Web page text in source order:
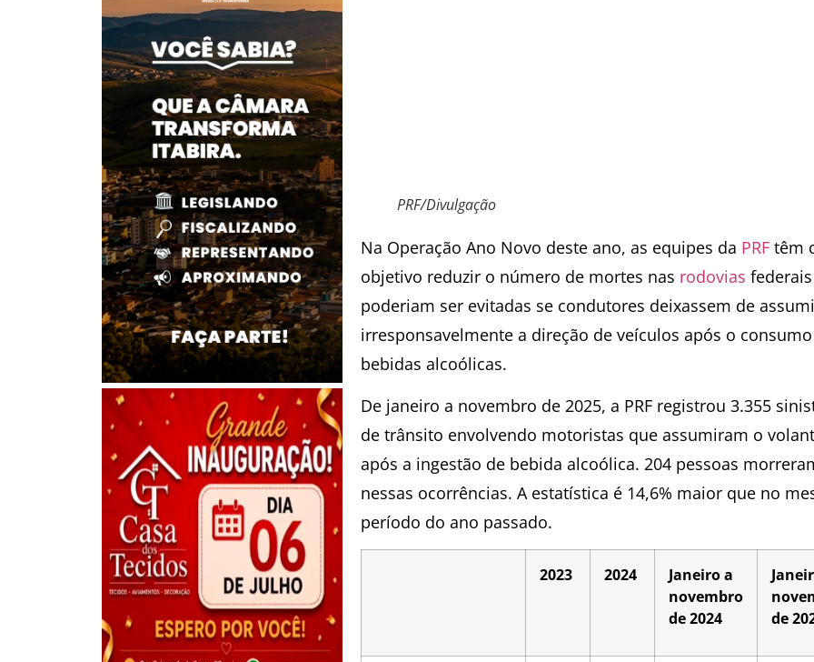
PRF/Divulgação
Na Operação Ano Novo deste ano, as equipes da PRF têm
objetivo reduzir o número de mortes nas rodovias
poderiam ser evitadas se condutores deixassem de
irresponsavelmente a direção de veículos após o
bebidas alcoólicas.
De janeiro a novembro de 2025, a PRF registrou 3.355
de trânsito envolvendo motoristas que assumiram o
após a ingestão de bebida alcoólica. 204 pessoas
nessas ocorrências. A estatística é 14,6% maior que no
período do ano passado.
2023 2024
Janeiro a
novembro
de 2024
de